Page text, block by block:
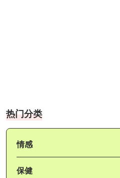
热门分类
情感
保健